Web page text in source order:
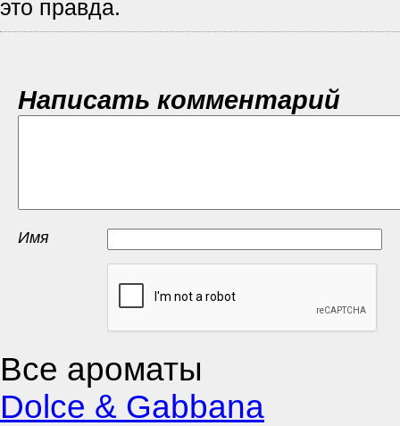
это правда.
Написать комментарий
Имя
Все ароматы
Dolce & Gabbana